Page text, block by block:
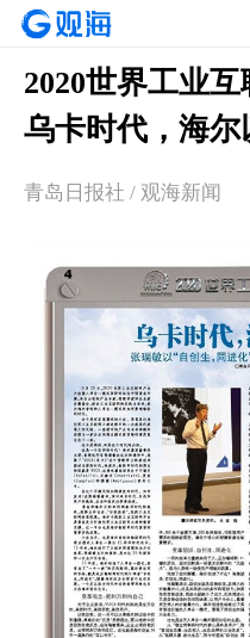
2020世界工业
乌卡时代，海尔
青岛日报社 / 观海新闻